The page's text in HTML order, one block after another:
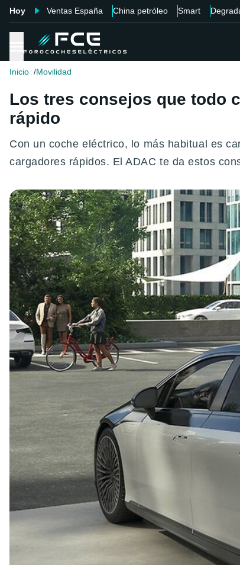
Hoy Ventas España China petróleo Smart
Inicio Movilidad
Los tres consejos que todo
rápido
Con un coche eléctrico, lo más habitual es
cargadores rápidos. El ADAC te da estos